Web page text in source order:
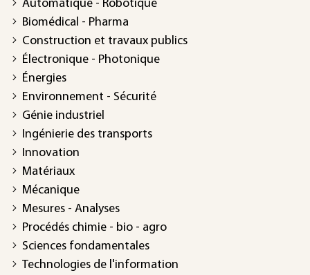
Automatique - Robotique
Biomédical - Pharma
Construction et travaux publics
Électronique - Photonique
Énergies
Environnement - Sécurité
Génie industriel
Ingénierie des transports
Innovation
Matériaux
Mécanique
Mesures - Analyses
Procédés chimie - bio - agro
Sciences fondamentales
Technologies de l'information